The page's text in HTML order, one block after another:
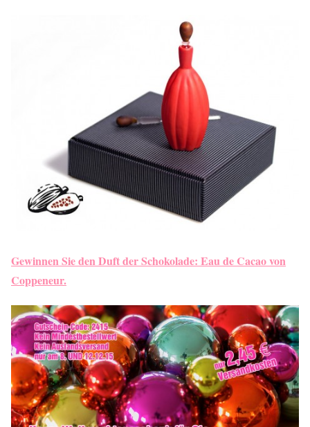
Gewinnen Sie den Duft der Schokolade: Eau de Cacao von
Coppeneur.